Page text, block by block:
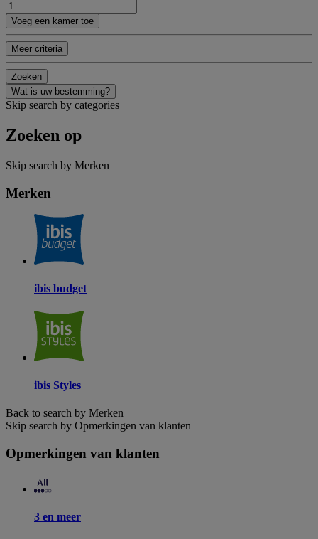
Voeg een kamer toe
Meer criteria
Zoeken
Wat is uw bestemming?
Skip search by categories
Zoeken op
Skip search by Merken
Merken
ibis budget
ibis Styles
Back to search by Merken
Skip search by Opmerkingen van klanten
Opmerkingen van klanten
3 en meer